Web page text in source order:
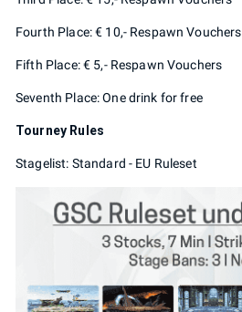
Fourth Place: € 10,- Respawn Vouchers
Fifth Place: € 5,- Respawn Vouchers
Seventh Place: One drink for free
Tourney Rules
Stagelist: Standard - EU Ruleset